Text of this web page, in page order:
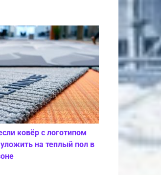
ковёр с логотипом
на теплый пол в